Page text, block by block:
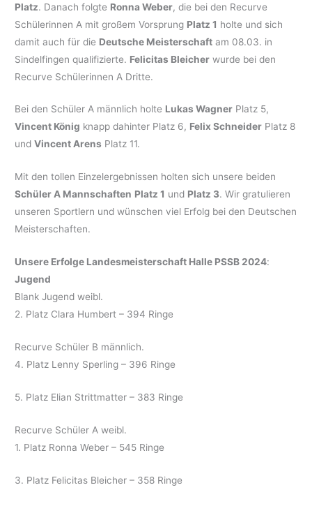
Platz. Danach folgte Ronna Weber, die bei den Recurve
Schülerinnen A mit großem Vorsprung Platz 1 holte und sich
damit auch für die Deutsche Meisterschaft am 08.03. in
Sindelfingen qualifizierte. Felicitas Bleicher wurde bei den
Recurve Schülerinnen A Dritte.
Bei den Schüler A männlich holte Lukas Wagner Platz 5,
Vincent König knapp dahinter Platz 6, Felix Schneider Platz 8
undVincent Arens Platz 11.
Mit den tollen Einzelergebnissen holten sich unsere beiden
Schüler A Mannschaften Platz 1 und Platz 3. Wir gratulieren
unseren Sportlern und wünschen viel Erfolg bei den Deutschen
Meisterschaften.
Unsere Erfolge Landesmeisterschaft Halle PSSB 2024:
Jugend
Blank Jugend weibl.
2. Platz Clara Humbert – 394 Ringe
Recurve Schüler B männlich.
4. Platz Lenny Sperling – 396 Ringe
5. Platz Elian Strittmatter – 383 Ringe
Recurve Schüler A weibl.
1. Platz Ronna Weber – 545 Ringe
3. Platz Felicitas Bleicher – 358 Ringe